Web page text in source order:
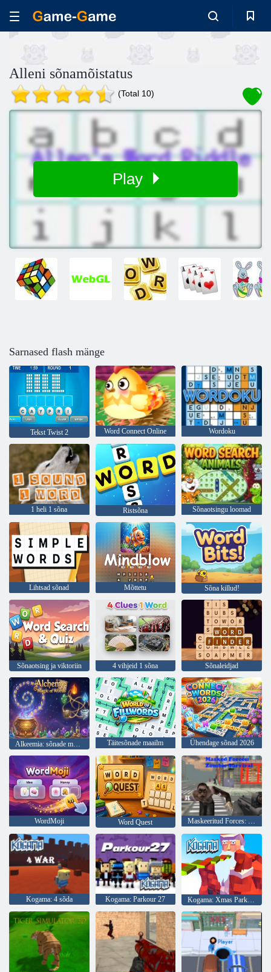
Alleni sõnamõistatus
(Total 10)
Play
Sarnased flash mänge
Tekst Twist 2 Word Connect Online Wordoku
1 heli 1 sõna Ristsõna Sõnaotsingu loomad
Lihtsad sõnad Mõttetu Sõna killud!
Sõnaotsing ja viktoriin 4 vihjeid 1 sõna Sõnaleidjad
Täitesõnade maailm Ühendage sõnad 2026
WordMoji Word Quest Maskeeritud Forces: Zombie Survival
Kogama: 4 sõda Kogama: Parkour 27 Kogama: Xmas Parkour